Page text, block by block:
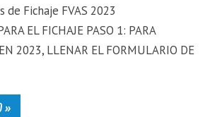
de Fichaje FVAS 2023
EL FICHAJE PASO 1: PARA
2023, LLENAR EL FORMULARIO DE
»